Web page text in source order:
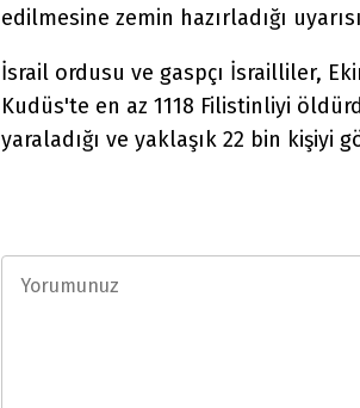
edilmesine zemin hazırladığı
İsrail ordusu ve gaspçı İsrailliler,
Kudüs'te en az 1118 Filistinliyi
yaraladığı ve yaklaşık 22 bin kişiyi